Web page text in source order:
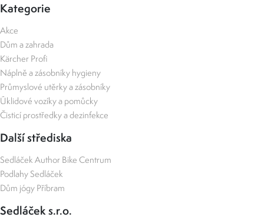
Kategorie
Akce
Dům a zahrada
Kärcher Profi
Náplně a zásobníky hygieny
Průmyslové utěrky a zásobníky
Úklidové vozíky a pomůcky
Čisticí prostředky a dezinfekce
Další střediska
Sedláček Author Bike Centrum
Podlahy Sedláček
Dům jógy Příbram
Sedláček s.r.o.